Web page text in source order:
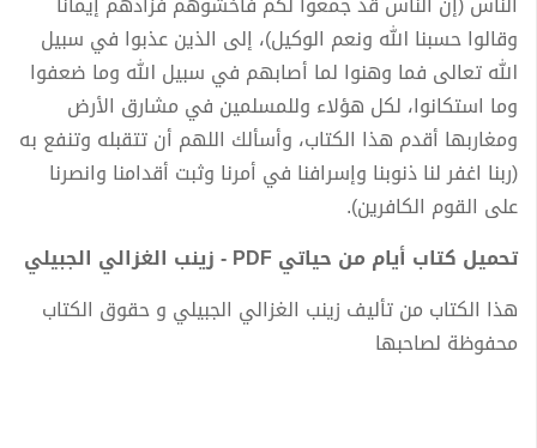
وقالوا حسبنا الله ونعم الوكيل)، إلى الذين عذبوا في سبيل
الله تعالى فما وهنوا لما أصابهم في سبيل الله وما ضعفوا
وما استكانوا، لكل هؤلاء وللمسلمين في مشارق الأرض
ومغاربها أقدم هذا الكتاب، وأسألك اللهم أن تتقبله وتنفع به
(ربنا اغفر لنا ذنوبنا وإسرافنا في أمرنا وثبت أقدامنا وانصرنا
على القوم الكافرين).
تحميل كتاب أيام من حياتي PDF - زينب الغزالي الجبيلي
هذا الكتاب من تأليف زينب الغزالي الجبيلي و حقوق الكتاب
محفوظة لصاحبها